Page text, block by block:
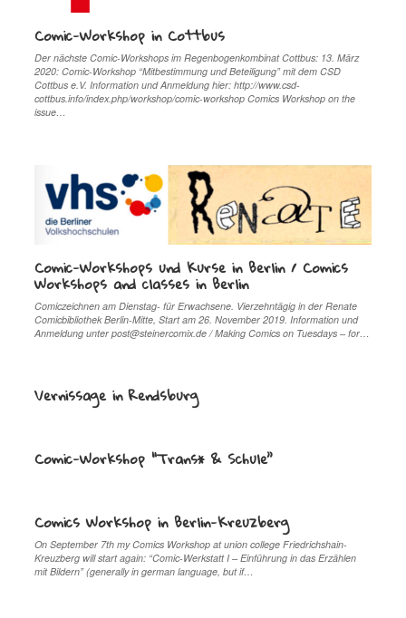
Comic-Workshop in Cottbus
Der nächste Comic-Workshops im Regenbogenkombinat Cottbus: 13. März
2020: Comic-Workshop “Mitbestimmung und Beteiligung” mit dem CSD
Cottbus e.V. Information und Anmeldung hier: http://www.csd-
cottbus.info/index.php/workshop/comic-workshop Comics Workshop on the
issue…
Comic-Workshops und Kurse in Berlin / Comics
Workshops and classes in Berlin
Comiczeichnen am Dienstag- für Erwachsene. Vierzehntägig in der Renate
Comicbibliothek Berlin-Mitte, Start am 26. November 2019. Information und
Anmeldung unter post@steinercomix.de / Making Comics on Tuesdays – for…
Vernissage in Rendsburg
Comic-Workshop “Trans* & Schule”
Comics Workshop in Berlin-Kreuzberg
On September 7th my Comics Workshop at union college Friedrichshain-
Kreuzberg will start again: “Comic-Werkstatt I – Einführung in das Erzählen
mit Bildern” (generally in german language, but if…